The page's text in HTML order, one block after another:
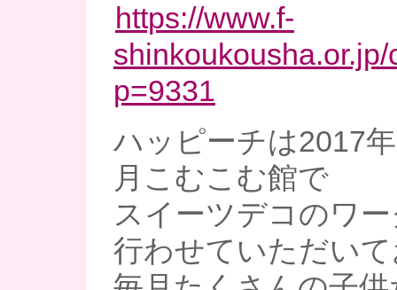
https://www.f-
p=9331
ハッピーチは2017
月こむこむ館で
スイーツデコのワ
行わせていただい